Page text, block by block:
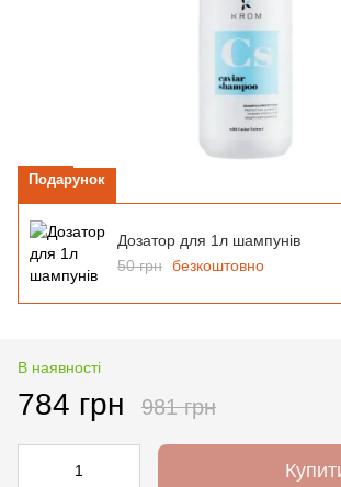
Подарунок
Дозатор для 1л шампунів
50 грн безкоштовно
В наявності
784 грн 981 грн